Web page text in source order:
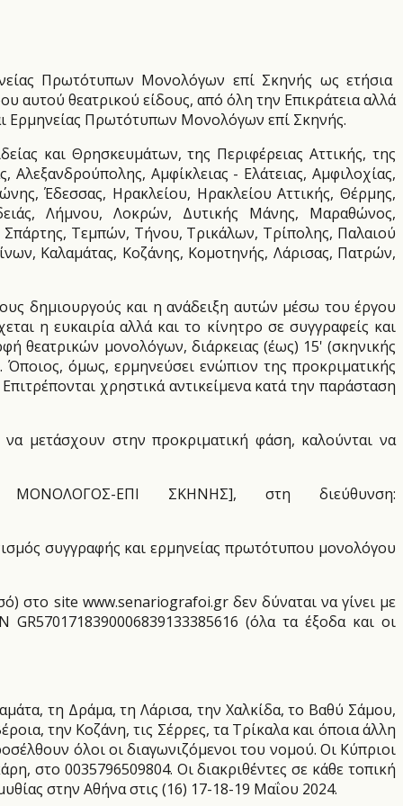
Πρωτότυπων Μονολόγων επί Σκηνής ως ετήσια
αυτού θεατρικού είδους, από όλη την Επικράτεια αλλά
Ερμηνείας Πρωτότυπων Μονολόγων επί Σκηνής.
και Θρησκευμάτων, της Περιφέρειας Αττικής, της
Αμφίκλειας - Ελάτειας, Αμφιλοχίας,
Έδεσσας, Ηρακλείου, Ηρακλείου Αττικής, Θέρμης,
Λήμνου, Λοκρών, Δυτικής Μάνης, Μαραθώνος,
Τεμπών, Τήνου, Τρικάλων, Τρίπολης, Παλαιού
Καλαμάτας, Κοζάνης, Κομοτηνής, Λάρισας, Πατρών,
δημιουργούς και η ανάδειξη αυτών μέσω του έργου
η ευκαιρία αλλά και το κίνητρο σε συγγραφείς και
θεατρικών μονολόγων, διάρκειας (έως) 15' (σκηνικής
όμως, ερμηνεύσει ενώπιον της προκριματικής
χρηστικά αντικείμενα κατά την παράσταση
μετάσχουν στην προκριματική φάση, καλούνται να
ΕΠΙ ΣΚΗΝΗΣ], στη διεύθυνση:
συγγραφής και ερμηνείας πρωτότυπου μονολόγου
στο site www.senariografoi.gr δεν δύναται να γίνει με
(όλα τα έξοδα και οι
τη Δράμα, τη Λάρισα, την Χαλκίδα, το Βαθύ Σάμου,
την Κοζάνη, τις Σέρρες, τα Τρίκαλα και όποια άλλη
όλοι οι διαγωνιζόμενοι του νομού. Οι Κύπριοι
στο 0035796509804. Οι διακριθέντες σε κάθε τοπική
στην Αθήνα στις (16) 17-18-19 Μαΐου 2024.